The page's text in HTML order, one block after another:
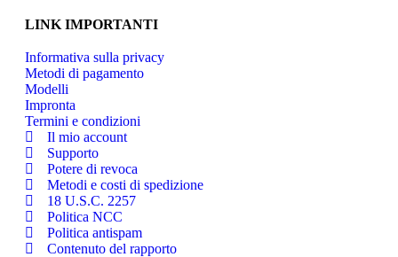
LINK IMPORTANTI
Informativa sulla privacy
Metodi di pagamento
Modelli
Impronta
Termini e condizioni
Il mio account
Supporto
Potere di revoca
Metodi e costi di spedizione
18 U.S.C. 2257
Politica NCC
Politica antispam
Contenuto del rapporto